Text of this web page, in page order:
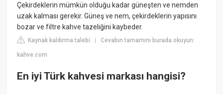
Çekirdeklerin mümkün olduğu kadar güneşten ve nemden
uzak kalması gerekir. Güneş ve nem, çekirdeklerin yapısını
bozar ve filtre kahve tazeliğini kaybeder.
Kaynak kaldırma talebi |Cevabın tamamını burada okuyun:
kahve.com
En iyi Türk kahvesi markası hangisi?